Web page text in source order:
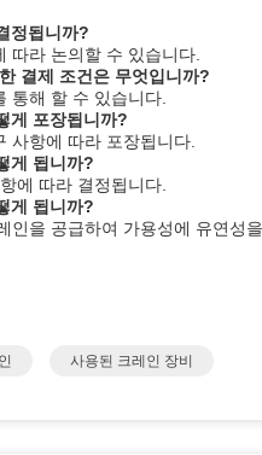
정됩니까?
따라 논의할 수 있습니다.
결제 조건은 무엇입니까?
통해 할 수 있습니다.
게 포장됩니까?
사항에 따라 포장됩니다.
게 됩니까?
에 따라 결정됩니다.
게 됩니까?
을 공급하여 가용성에 유연성
사용된 크레인 장비